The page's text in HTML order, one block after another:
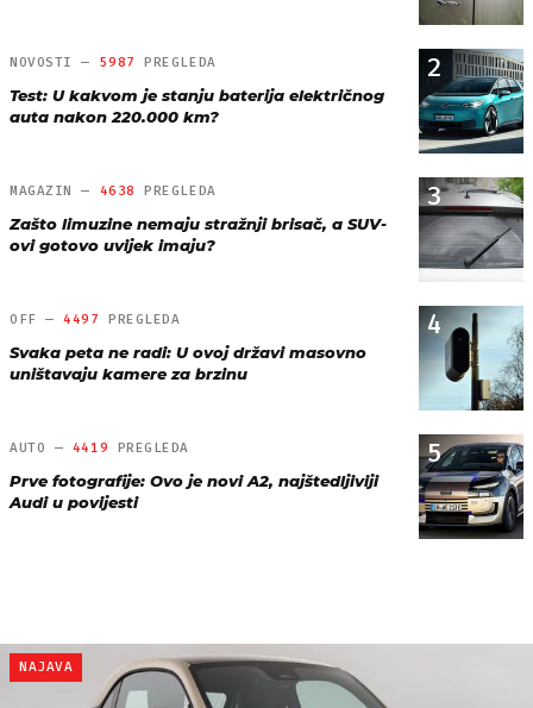
2
NOVOSTI — 5987 PREGLEDA
Test: U kakvom je stanju baterija električnog
auta nakon 220.000 km?
3
MAGAZIN — 4638 PREGLEDA
Zašto limuzine nemaju stražnji brisač, a SUV-
ovi gotovo uvijek imaju?
4
OFF —4497 PREGLEDA
Svaka peta ne radi: U ovoj državi masovno
uništavaju kamere za brzinu
5
AUTO — 4419 PREGLEDA
Prve fotografije: Ovo je novi A2, najštedljiviji
Audi u povijesti
NAJAVA